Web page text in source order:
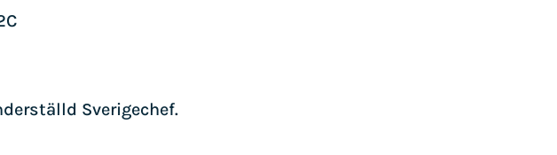
Sverigechef.